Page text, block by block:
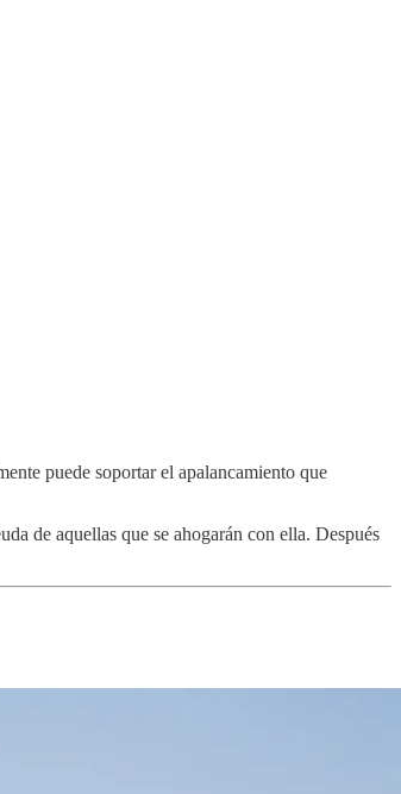
puede soportar el apalancamiento que
de aquellas que se ahogarán con ella. Después